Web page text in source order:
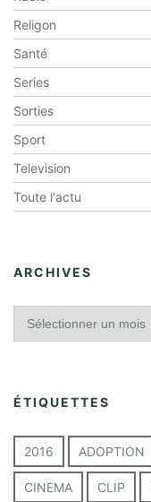
Religon
Santé
Series
Sorties
Sport
Television
Toute l'actu
ARCHIVES
v
ÉTIQUETTES
2016 ADOPTION
CINEMA CLIP